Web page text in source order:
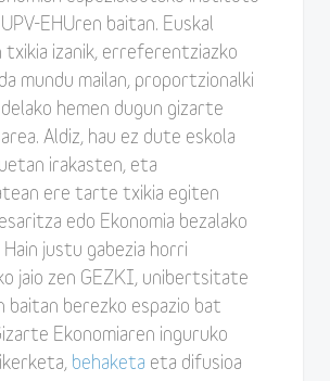
EHUren baitan. Euskal
txikia izanik, erreferentziazko
mundu mailan, proportzionalki
hemen dugun gizarte
Aldiz, hau ez dute eskola
irakasten, eta
ere tarte txikia egiten
edo Ekonomia bezalako
justu gabezia horri
jaio zen GEZKI, unibertsitate
baitan berezko espazio bat
Ekonomiaren inguruko
behaketa eta difusioa